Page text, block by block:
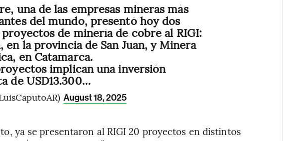
una de las empresas mineras más
del mundo, presentó hoy dos
de minería de cobre al RIGI:
en la provincia de San Juan, y Minera
en Catamarca.
implican una inversión
de USD13.300…
August 18, 2025
ya se presentaron al RIGI 20 proyectos en distintos